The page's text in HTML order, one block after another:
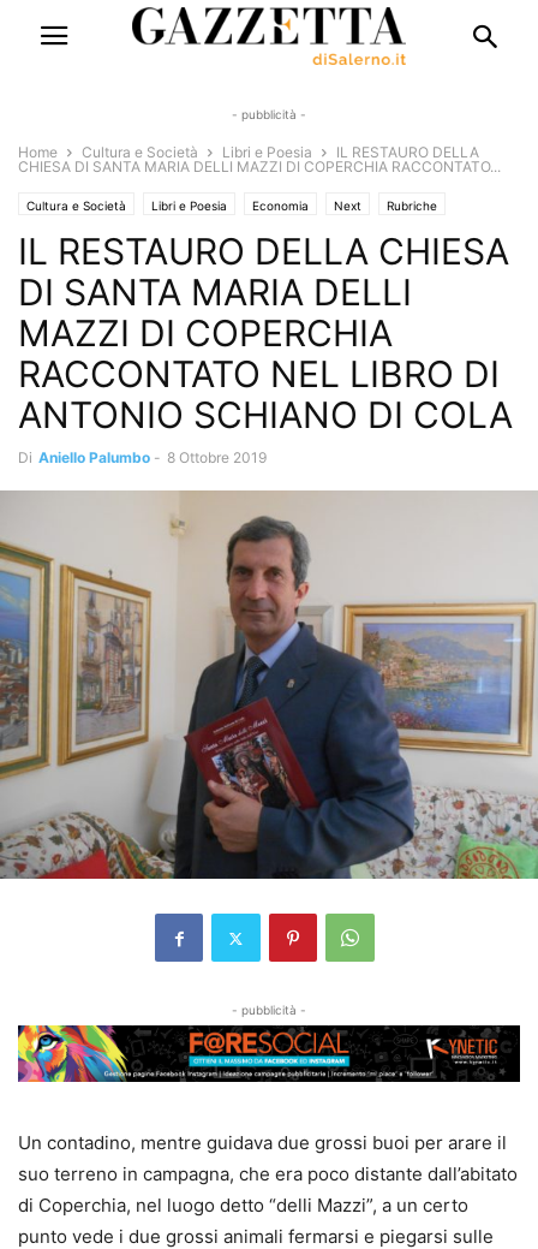
- pubblicità -
Home Cultura e Società Libri e Poesia
IL RESTAURO DELLA
CHIESA DI SANTA MARIA DELLI MAZZI DI COPERCHIA RACCONTATO...
Cultura e Società Libri e Poesia Economia Next Rubriche
Saggi & Romanzi Territori Storia del territorio
IL RESTAURO DELLA CHIESA
DI SANTA MARIA DELLI
MAZZI DI COPERCHIA
RACCONTATO NEL LIBRO DI
ANTONIO SCHIANO DI COLA
Di Aniello Palumbo - 8 Ottobre 2019
- pubblicità -
Un contadino, mentre guidava due grossi buoi per arare il
suo terreno in campagna, che era poco distante dall’abitato
di Coperchia, nel luogo detto “delli Mazzi”, a un certo
punto vede i due grossi animali fermarsi e piegarsi sulle